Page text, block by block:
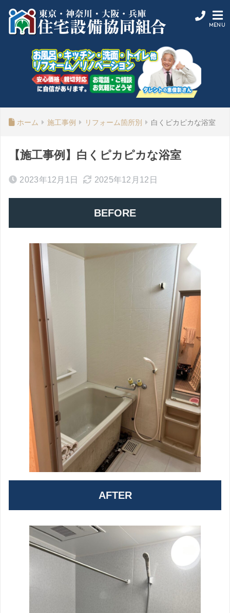
ホーム 施工事例 リフォーム箇所別 白くピカピカな浴室
【施工事例】白くピカピカな浴室
2023年12月1日 2025年12月12日
BEFORE
AFTER